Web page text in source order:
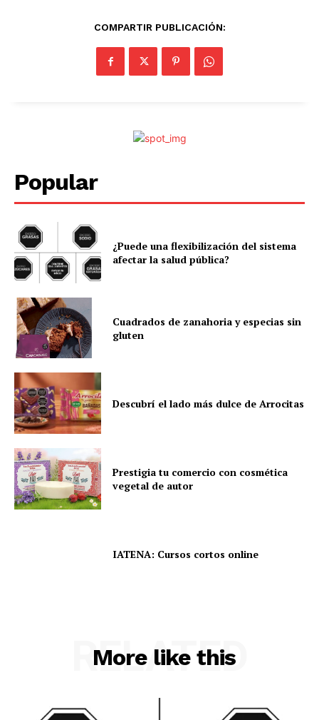
COMPARTIR PUBLICACIÓN:
Popular
¿Puede una flexibilización del sistema
afectar la salud pública?
Cuadrados de zanahoria y especias sin
gluten
Descubrí el lado más dulce de Arrocitas
Prestigia tu comercio con cosmética
vegetal de autor
IATENA: Cursos cortos online
More like this
RELATED